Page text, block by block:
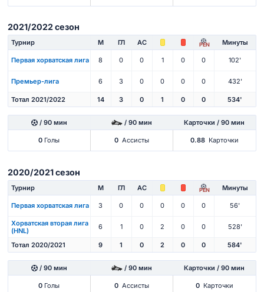
2021/2022 сезон
Турнир М ГЛ АС PEN Минуты
Первая хорватская лига 8 0 0 1 0 0 102'
Премьер-лига 6 3 0 0 0 0 432'
Тотал 2021/2022 14 3 0 1 0 0 534'
/ 90 мин / 90 мин Карточки / 90 мин
0 Голы 0 Ассисты 0.88 Карточки
2020/2021 сезон
Турнир М ГЛ АС PEN Минуты
Первая хорватская лига 3 0 0 0 0 0 56'
Хорватская вторая лига
(HNL)
6 1 0 2 0 0 528'
Тотал 2020/2021 9 1 0 2 0 0 584'
/ 90 мин / 90 мин Карточки / 90 мин
0 Голы 0 Ассисты 0 Карточки